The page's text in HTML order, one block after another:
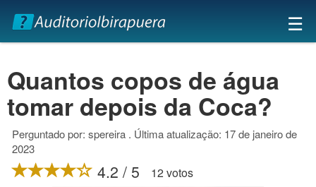
×
☰
Quantos copos de água
tomar depois da Coca?
Perguntado por: spereira . Última atualização: 17 de janeiro de
2023
4.2 / 5 12 votos